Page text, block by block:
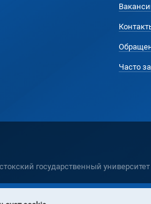
Часто
государственный университет